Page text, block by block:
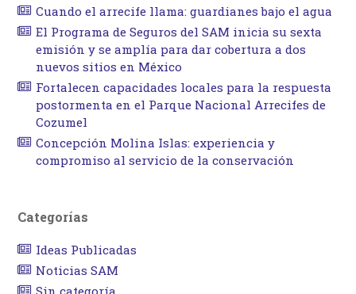
Cuando el arrecife llama: guardianes bajo el agua
El Programa de Seguros del SAM inicia su sexta
emisión y se amplía para dar cobertura a dos
nuevos sitios en México
Fortalecen capacidades locales para la respuesta
postormenta en el Parque Nacional Arrecifes de
Cozumel
Concepción Molina Islas: experiencia y
compromiso al servicio de la conservación
Categorías
Ideas Publicadas
Noticias SAM